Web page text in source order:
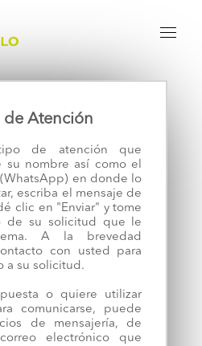
de Atención
de atención que
su nombre así como el
en donde lo
escriba el mensaje de
clic en "Enviar" y tome
de su solicitud que le
A la brevedad
con usted para
a su solicitud.
o quiere utilizar
comunicarse, puede
de mensajería, de
electrónico que